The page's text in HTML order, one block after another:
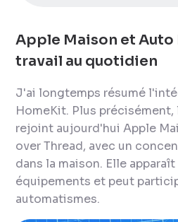
Apple Maison et Auto
travail au quotidien
J'ai longtemps résumé
HomeKit. Plus précisément,
rejoint aujourd'hui Apple
over Thread, avec un
dans la maison. Elle
équipements et peut
automatismes.